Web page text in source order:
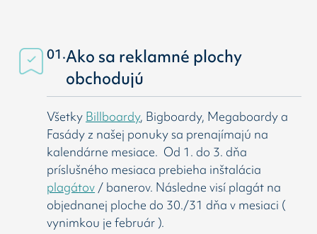
01.Ako sa reklamné plochy
obchodujú
Všetky Billboardy, Bigboardy, Megaboardy a
Fasády z našej ponuky sa prenajímajú na
kalendárne mesiace. Od 1. do 3. dňa
príslušného mesiaca prebieha inštalácia
plagátov / banerov. Následne visí plagát na
objednanej ploche do 30./31 dňa v mesiaci (
vynimkou je február ).